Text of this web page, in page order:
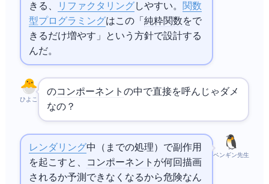
きる、
リファクタリングしやすい。 関数
型プログラミングはこの「 純粋関数をで
きるだけ増やす」という方針で設計する
んだ。
ひよこ
のコンポーネント の中で直接を呼んじゃダメ
なの？
ペンギン先生
レンダリング中（returnまでの処理）で副作用
を起こすと、
コンポーネント が何回描画
されるか予測できなくなるから危険なん